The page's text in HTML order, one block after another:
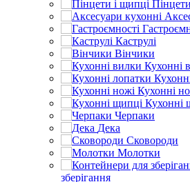
Каструлі
Вінчики
Кухонні
Кухонні
Кухонні
Черпаки
Дека
Сковороди
Молотки
зберігання